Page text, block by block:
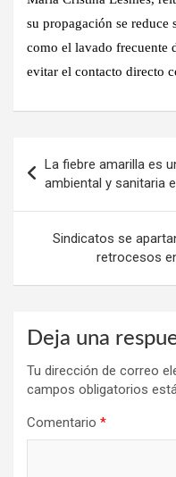
su propagación se reduce
como el lavado frecuente
evitar el contacto directo
de
entradas
La fiebre amarilla es
ambiental y sanitaria
Sindicatos se
retrocesos
Deja una
Tu dirección de correo
campos obligatorios
Comentario *